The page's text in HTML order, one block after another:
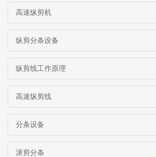
高速纵剪机
纵剪分条设备
纵剪线工作原理
高速纵剪线
分条设备
滚剪分条